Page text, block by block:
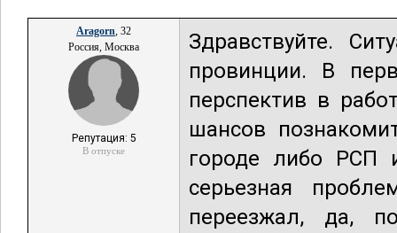
Aragorn, 32
Россия, Москва
Репутация: 5
В отпуске
Здравствуйте.
провинции. В
перспектив в
шансов
городе либо РСП
серьезная
переезжал, да,